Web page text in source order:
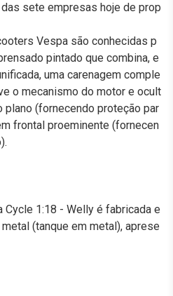
sete empresas hoje de prop
Vespa são conhecidas p
pintado que combina, e
uma carenagem comple
o mecanismo do motor e ocult
plano (fornecendo proteção par
frontal proeminente (fornecen
1:18 - Welly é fabricada e
(tanque em metal), aprese